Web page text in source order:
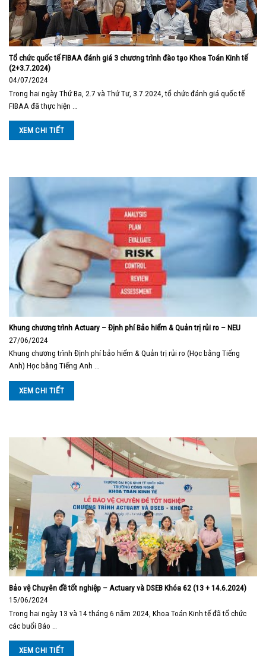
Tổ chức quốc tế FIBAA đánh giá 3 chương trình đào tạo Khoa Toán Kinh tế
(2+3.7.2024)
04/07/2024
Trong hai ngày Thứ Ba, 2.7 và Thứ Tư, 3.7.2024, tổ chức đánh giá quốc tế
FIBAA đã thực hiện …
XEM CHI TIẾT
Khung chương trình Actuary – Định phí Bảo hiểm & Quản trị rủi ro – NEU
27/06/2024
Khung chương trình Định phí bảo hiểm & Quản trị rủi ro (Học bằng Tiếng
Anh) Học bằng Tiếng Anh …
XEM CHI TIẾT
Bảo vệ Chuyên đề tốt nghiệp – Actuary và DSEB Khóa 62 (13 + 14.6.2024)
15/06/2024
Trong hai ngày 13 và 14 tháng 6 năm 2024, Khoa Toán Kinh tế đã tổ chức
các buổi Báo …
XEM CHI TIẾT